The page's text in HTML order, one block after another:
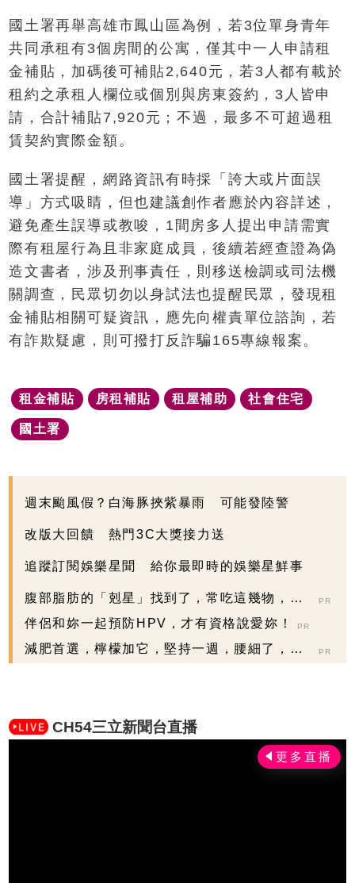
國土署再舉高雄市鳳山區為例，若3位單身青年
共同承租有3個房間的公寓，僅其中一人申請租
金補貼，加碼後可補貼2,640元，若3人都有載於
租約之承租人欄位或個別與房東簽約，3人皆申
請，合計補貼7,920元；不過，最多不可超過租
賃契約實際金額。
國土署提醒，網路資訊有時採「誇大或片面誤
導」方式吸睛，但也建議創作者應於內容詳述，
避免產生誤導或教唆，1間房多人提出申請需實
際有租屋行為且非家庭成員，後續若經查證為偽
造文書者，涉及刑事責任，則移送檢調或司法機
關調查，民眾切勿以身試法也提醒民眾，發現租
金補貼相關可疑資訊，應先向權責單位諮詢，若
有詐欺疑慮，則可撥打反詐騙165專線報案。
租金補貼 房租補貼 租屋補助 社會住宅
國土署
週末颱風假？白海豚挾紫暴雨 可能發陸警
改版大回饋 熱門3C大獎接力送
追蹤訂閱娛樂星聞 給你最即時的娛樂星鮮事
腹部脂肪的「剋星」找到了，常吃這幾物，吃
走大肚囊，瘦出...
PR
伴侶和妳一起預防HPV，才有資格說愛妳！ PR
減肥首選，檸檬加它，堅持一週，腰細了，瘦
PR
CH54三立新聞台直播